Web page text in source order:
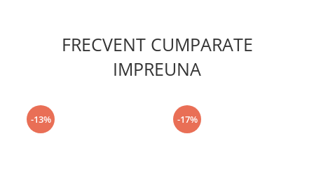
FRECVENT CUMPARATE
IMPREUNA
-13% -17%